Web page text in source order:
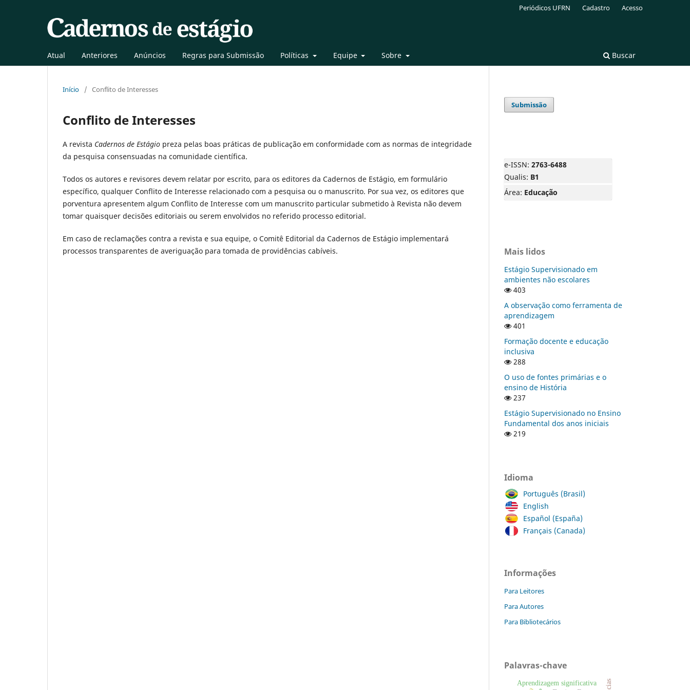
Atual Anteriores Anúncios Regras para Submissão Políticas Equipe Sobre Buscar
Periódicos UFRN Cadastro Acesso
Início / Conflito de Interesses
Conflito de Interesses
A revista Cadernos de Estágio preza pelas boas práticas de publicação em conformidade com as normas de integridade
da pesquisa consensuadas na comunidade científica.
Todos os autores e revisores devem relatar por escrito, para os editores da Cadernos de Estágio, em formulário
específico, qualquer Conflito de Interesse relacionado com a pesquisa ou o manuscrito. Por sua vez, os editores que
porventura apresentem algum Conflito de Interesse com um manuscrito particular submetido à Revista não devem
tomar quaisquer decisões editoriais ou serem envolvidos no referido processo editorial.
Em caso de reclamações contra a revista e sua equipe, o Comitê Editorial da Cadernos de Estágio implementará
processos transparentes de averiguação para tomada de providências cabíveis.
Submissão
e-ISSN: 2763-6488
Qualis: B1
Área: Educação
Mais lidos
Estágio Supervisionado em
ambientes não escolares
403
A observação como ferramenta de
aprendizagem
401
Formação docente e educação
inclusiva
288
O uso de fontes primárias e o
ensino de História
237
Estágio Supervisionado no Ensino
Fundamental dos anos iniciais
219
Idioma
Português (Brasil)
English
Español (España)
Français (Canada)
Informações
Para Leitores
Para Autores
Para Bibliotecários
Palavras-chave
Aprendizagem significativa